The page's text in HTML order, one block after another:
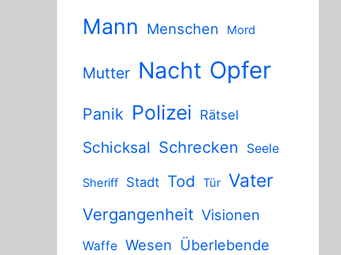
Mann Menschen Mord
Mutter Nacht Opfer
Panik Polizei Rätsel
Schicksal Schrecken Seele
Sheriff Stadt Tod Tür Vater
Vergangenheit Visionen
Waffe Wesen Überlebende